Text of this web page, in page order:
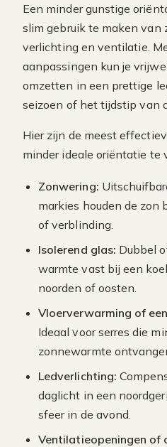
Een minder gunstige
slim gebruik te maken van
verlichting en ventilatie.
aanpassingen kun je
omzetten in een prettige
seizoen of het tijdstip van
Hier zijn de meest
minder ideale oriëntatie te
Zonwering:
markies houden de
of verblinding.
Isolerend glas: Dubbel
warmte vast bij een
noorden of oosten.
Vloerverwarming of
Ideaal voor serres die
zonnewarmte
Ledverlichting:
daglicht in een
sfeer in de avond.
Ventilatieopeningen of